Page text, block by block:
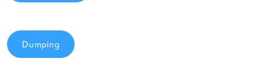
Dumping